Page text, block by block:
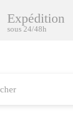
Expédition
sous 24/48h